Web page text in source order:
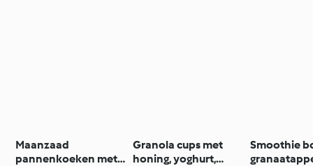
Maanzaad
pannenkoeken met
Granola cups met
honing, yoghurt,
Smoothie